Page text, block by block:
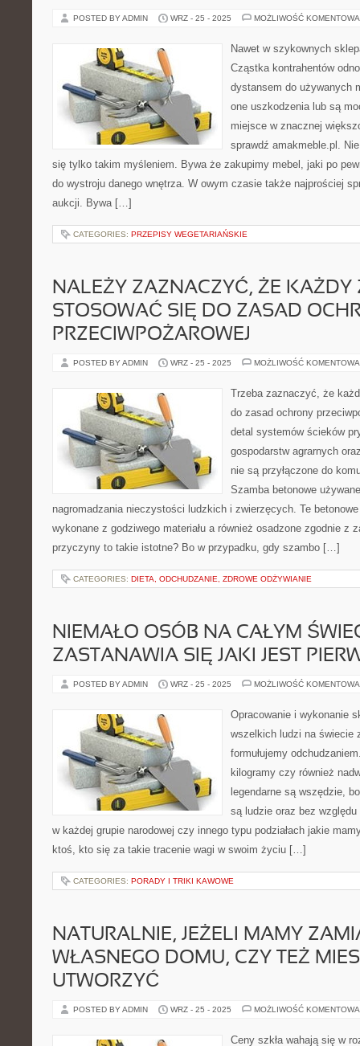
POSTED BY ADMIN WRZ - 25 - 2025 MOŻLIWOŚĆ
Nawet w szykownych
Cząstka kontrahentów
dystansem do używanych
one uszkodzenia lub są
miejsce w znacznej
sprawdź amakmeble.pl.
się tylko takim myśleniem. Bywa że zakupimy mebel, jaki po
do wystroju danego wnętrza. W owym czasie także najprościej
aukcji. Bywa […]
CATEGORIES: PRZEPISY WEGETARIAŃSKIE
NALEŻY ZAZNACZYĆ, ŻE KAŻDY
STOSOWAĆ SIĘ DO ZASAD
PRZECIWPOŻAROWEJ
POSTED BY ADMIN WRZ - 25 - 2025 MOŻLIWOŚĆ
Trzeba zaznaczyć, że
do zasad ochrony
detal systemów ścieków
gospodarstw agrarnych
nie są przyłączone do
Szamba betonowe
nagromadzania nieczystości ludzkich i zwierzęcych. Te
wykonane z godziwego materiału a również osadzone zgodnie z
przyczyny to takie istotne? Bo w przypadku, gdy szambo […]
CATEGORIES: DIETA, ODCHUDZANIE, ZDROWE ODŻYWIANIE
NIEMAŁO OSÓB NA CAŁYM
ZASTANAWIA SIĘ JAKI JEST
POSTED BY ADMIN WRZ - 25 - 2025 MOŻLIWOŚĆ
Opracowanie i wykonanie
wszelkich ludzi na świecie
formułujemy
kilogramy czy również
legendarne są wszędzie,
są ludzie oraz bez
w każdej grupie narodowej czy innego typu podziałach jakie
ktoś, kto się za takie tracenie wagi w swoim życiu […]
CATEGORIES: PORADY I TRIKI KAWOWE
NATURALNIE, JEŻELI MAMY
WŁASNEGO DOMU, CZY TEŻ
UTWORZYĆ
POSTED BY ADMIN WRZ - 25 - 2025 MOŻLIWOŚĆ
Ceny szkła wahają się w